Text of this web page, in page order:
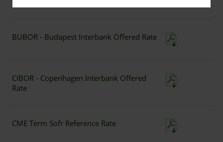
BUBOR - Budapest Interbank Offered Rate
CIBOR - Copenhagen Interbank Offered
Rate
CME Term Sofr Reference Rate